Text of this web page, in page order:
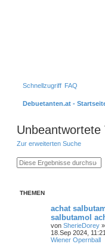
Schnellzugriff FAQ
Debuetanten.at -
Unbeantwortete
Zur erweiterten Suche
S
u
E
r
THEMEN
achat
salbutamol
von SherieDorey »
18.Sep 2024, 11:21
Wiener Opernball